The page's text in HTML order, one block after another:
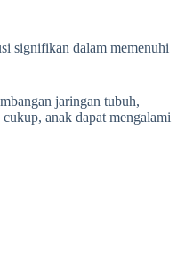
signifikan dalam memenuhi
jaringan tubuh,
anak dapat mengalami